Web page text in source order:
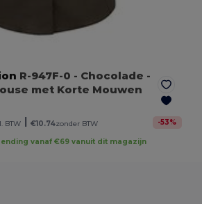
R-947F-0 - Chocolade -
met Korte Mouwen
BTW | €10.74zonder BTW -53%
vanaf €69 vanuit dit magazijn